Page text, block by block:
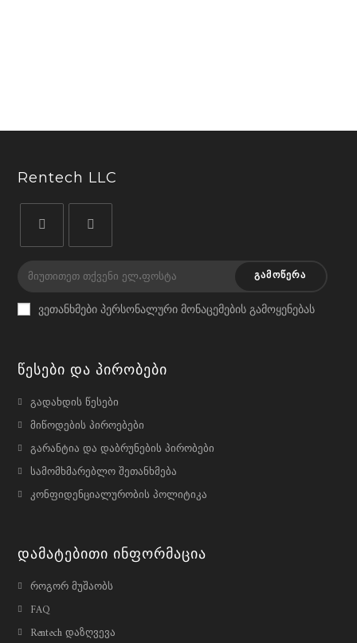
Rentech LLC
ᲒᲐᲛᲝᲬᲔᲠᲐ
ვეთანხმები პერსონალური მონაცემების გამოყენებას
Წესები Და Პირობები
გადახდის წესები
მიწოდების პიროებები
გარანტია და დაბრუნების პირობები
სამომხმარებლო შეთანხმება
კონფიდენციალურობის პოლიტიკა
Დამატებითი Ინფორმაცია
როგორ მუშაობს
FAQ
Rentech დაზღვევა